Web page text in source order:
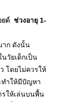
ยด์
  ช่วงอายุ 1-
าก ดังนั้น
วัยเด็กเป็น
โดยไม่ควรให้
ทำให้มีปัญหา
รให้เล่นบนพื้น